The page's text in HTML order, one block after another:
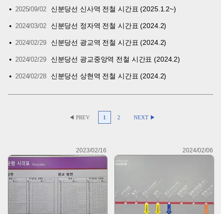
2025/09/02 신분당선 신사역 전철 시간표 (2025.1.2~)
2024/03/02 신분당선 정자역 전철 시간표 (2024.2)
2024/02/29 신분당선 광교역 전철 시간표 (2024.2)
2024/02/29 신분당선 광교중앙역 전철 시간표 (2024.2)
2024/02/28 신분당선 상현역 전철 시간표 (2024.2)
◀ PREV 1 2 NEXT ▶
2023/02/16 2024/02/06